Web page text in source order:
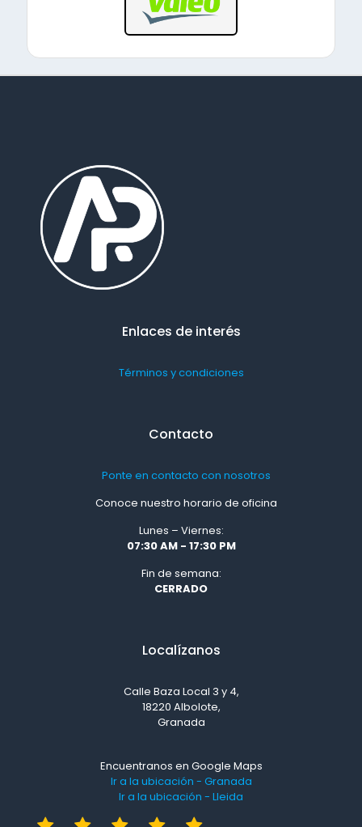
Enlaces de interés
Términos y condiciones
Contacto
Ponte en contacto con nosotros
Conoce nuestro horario de oficina
Lunes – Viernes:
07:30 AM - 17:30 PM
Fin de semana:
CERRADO
Localízanos
Calle Baza Local 3 y 4,
18220 Albolote,
Granada
Encuentranos en Google Maps
Ir a la ubicación - Granada
Ir a la ubicación - Lleida